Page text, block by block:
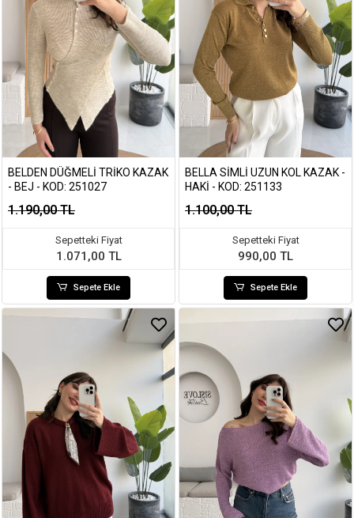
BELDEN DÜĞMELI TRIKO KAZAK
- BEJ - KOD: 251027
1.190,00 TL
Sepetteki Fiyat
1.071,00 TL
Sepete Ekle
BELLA SIMLI UZUN KOL KAZAK -
HAKI - KOD: 251133
1.100,00 TL
Sepetteki Fiyat
990,00 TL
Sepete Ekle